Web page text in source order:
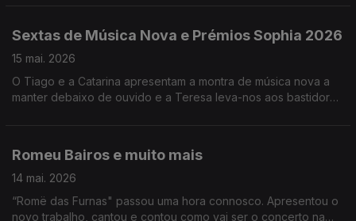
Sextas de Música Nova e Prémios Sophia 2026
15 mai. 2026
O Tiago e a Catarina apresentam a montra de música nova a
manter debaixo de ouvido e a Teresa leva-nos aos bastidores
Romeu Bairos e muito mais
14 mai. 2026
“Romë das Furnas" passou uma hora connosco. Apresentou o
novo trabalho, cantou e contou como vai ser o concerto na